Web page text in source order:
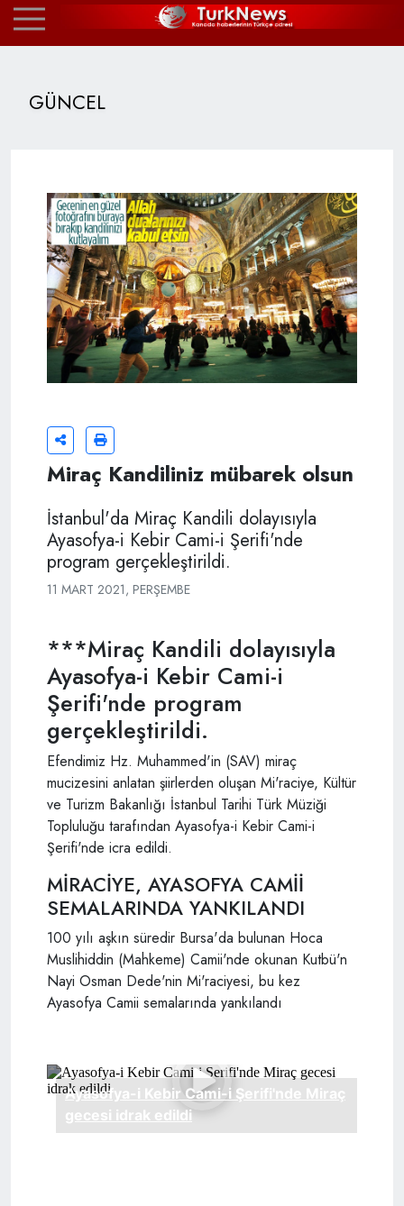
GÜNCEL
Miraç Kandiliniz mübarek olsun
İstanbul'da Miraç Kandili dolayısıyla
Ayasofya-i Kebir Cami-i Şerifi'nde
program gerçekleştirildi.
11 MART 2021, PERŞEMBE
***Miraç Kandili dolayısıyla
Ayasofya-i Kebir Cami-i
Şerifi'nde program
gerçekleştirildi.
Efendimiz Hz. Muhammed'in (SAV) miraç
mucizesini anlatan şiirlerden oluşan Mi'raciye, Kültür
ve Turizm Bakanlığı İstanbul Tarihi Türk Müziği
Topluluğu tarafından Ayasofya-i Kebir Cami-i
Şerifi'nde icra edildi.
MİRACİYE, AYASOFYA CAMİİ
SEMALARINDA YANKILANDI
100 yılı aşkın süredir Bursa'da bulunan Hoca
Muslihiddin (Mahkeme) Camii'nde okunan Kutbü'n
Nayi Osman Dede'nin Mi'raciyesi, bu kez
Ayasofya Camii semalarında yankılandı